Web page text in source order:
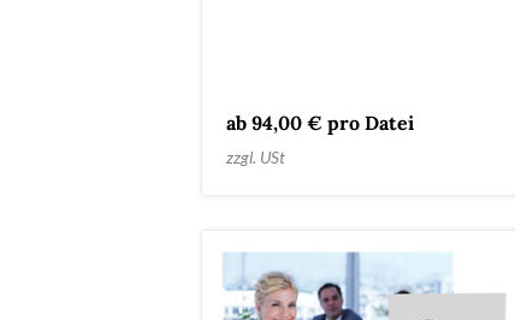
ab 94,00 € pro Datei
zzgl. USt